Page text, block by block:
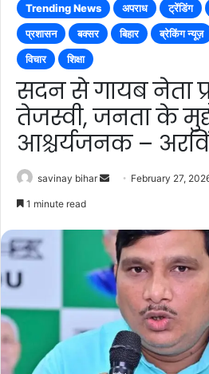
Trending News अपराध ट्रेंडिंग
प्रशासन
बक्सर बिहार ब्रेकिंग न्यूज़
विचार
शिक्षा
सदन से गायब नेता
तेजस्वी, जनता के
आश्चर्यजनक –
savinay bihar
SendFebruary 27,
1 minute read